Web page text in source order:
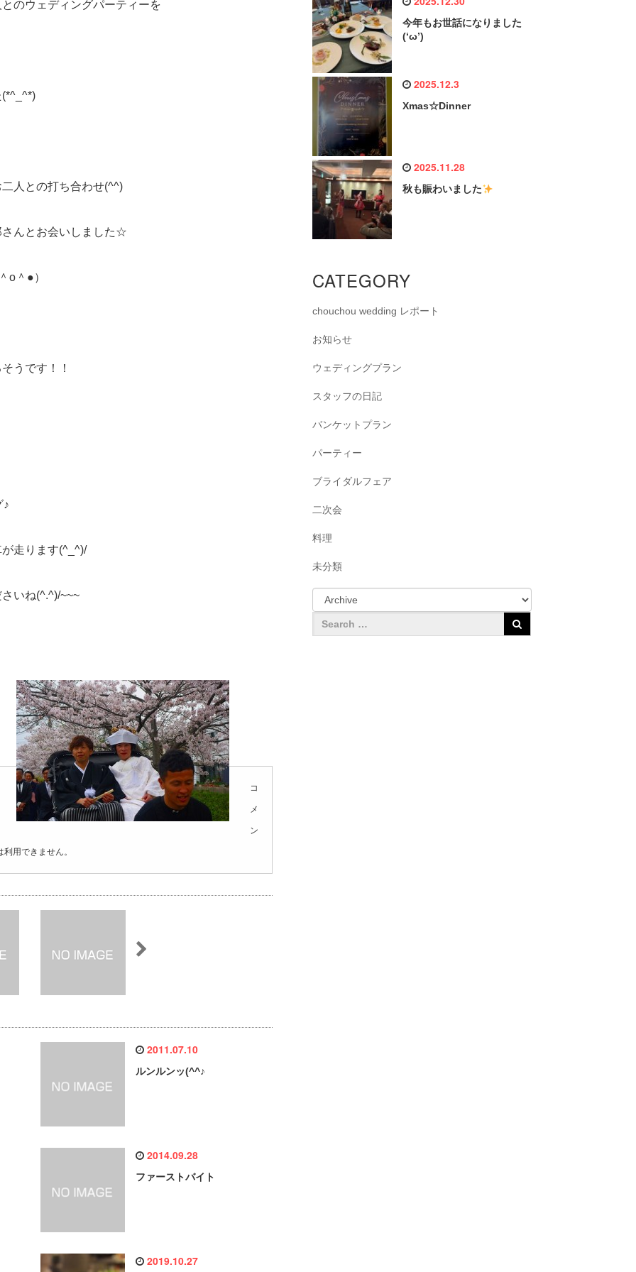
のウェディングパーティーを
人との打ち合わせ(^^)
さんとお会いしました☆
o＾●）
うです！！
♪
走ります(^_^)/
いね(^.^)/~~~
コ
メ
ン
利用できません。
2011.07.10
ルンルンッ(^^♪
2014.09.28
ファーストバイト
2019.10.27
今年もお世話になりました
(‘ω’)
2025.12.3
Xmas☆Dinner
2025.11.28
秋も賑わいました
CATEGORY
chouchou wedding レポート
お知らせ
ウェディングプラン
スタッフの日記
バンケットプラン
パーティー
ブライダルフェア
二次会
料理
未分類